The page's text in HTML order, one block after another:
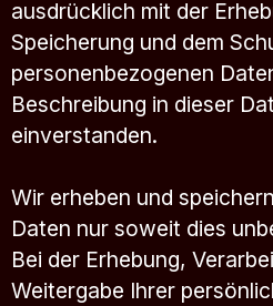
ausdrücklich mit der
Speicherung und dem
personenbezogenen
Beschreibung in dieser
einverstanden.
Wir erheben und
Daten nur soweit dies
Bei der Erhebung,
Weitergabe Ihrer